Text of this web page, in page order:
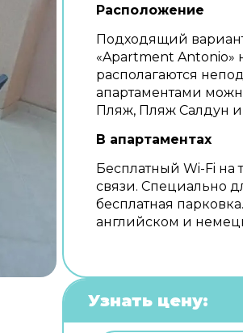
Расположение
Подходящий
«Apartment Antonio»
располагаются
апартаментами
Пляж, Пляж Салдун
В апартаментах
Бесплатный Wi-Fi на
связи. Специально
бесплатная
английском и
Узнать цену: